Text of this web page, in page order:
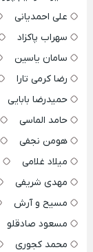
علی احمدیانی
سهراب پاکزاد
سامان یاسین
رضا کرمی تارا
حمیدرضا بابایی
حامد الماسی
هومن نجفی
میلاد غلامی
مهدی شریفی
مسیح و آرش
مسعود صادقلو
محمد کجوری